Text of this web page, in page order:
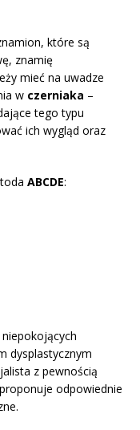
które są
znamię
mieć na uwadze
w czerniaka –
tego typu
ich wygląd oraz
ABCDE:
dysplastycznym
z pewnością
odpowiednie